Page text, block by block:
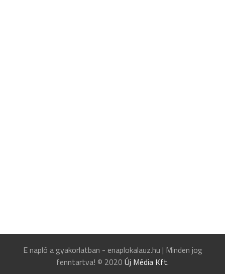
E napló a gyakorlatban - enaplokalauz.hu | Minden jog
fenntartva! © 2020 Új Média Kft.